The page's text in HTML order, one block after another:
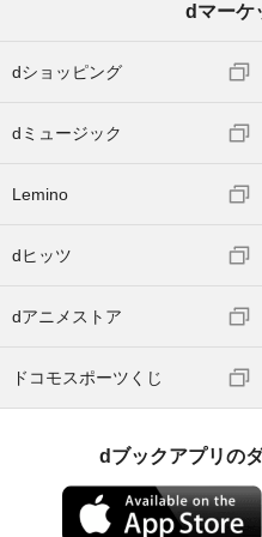
dマーケ
dショッピング
dミュージック
Lemino
dヒッツ
dアニメストア
ドコモスポーツくじ
dブックアプリの